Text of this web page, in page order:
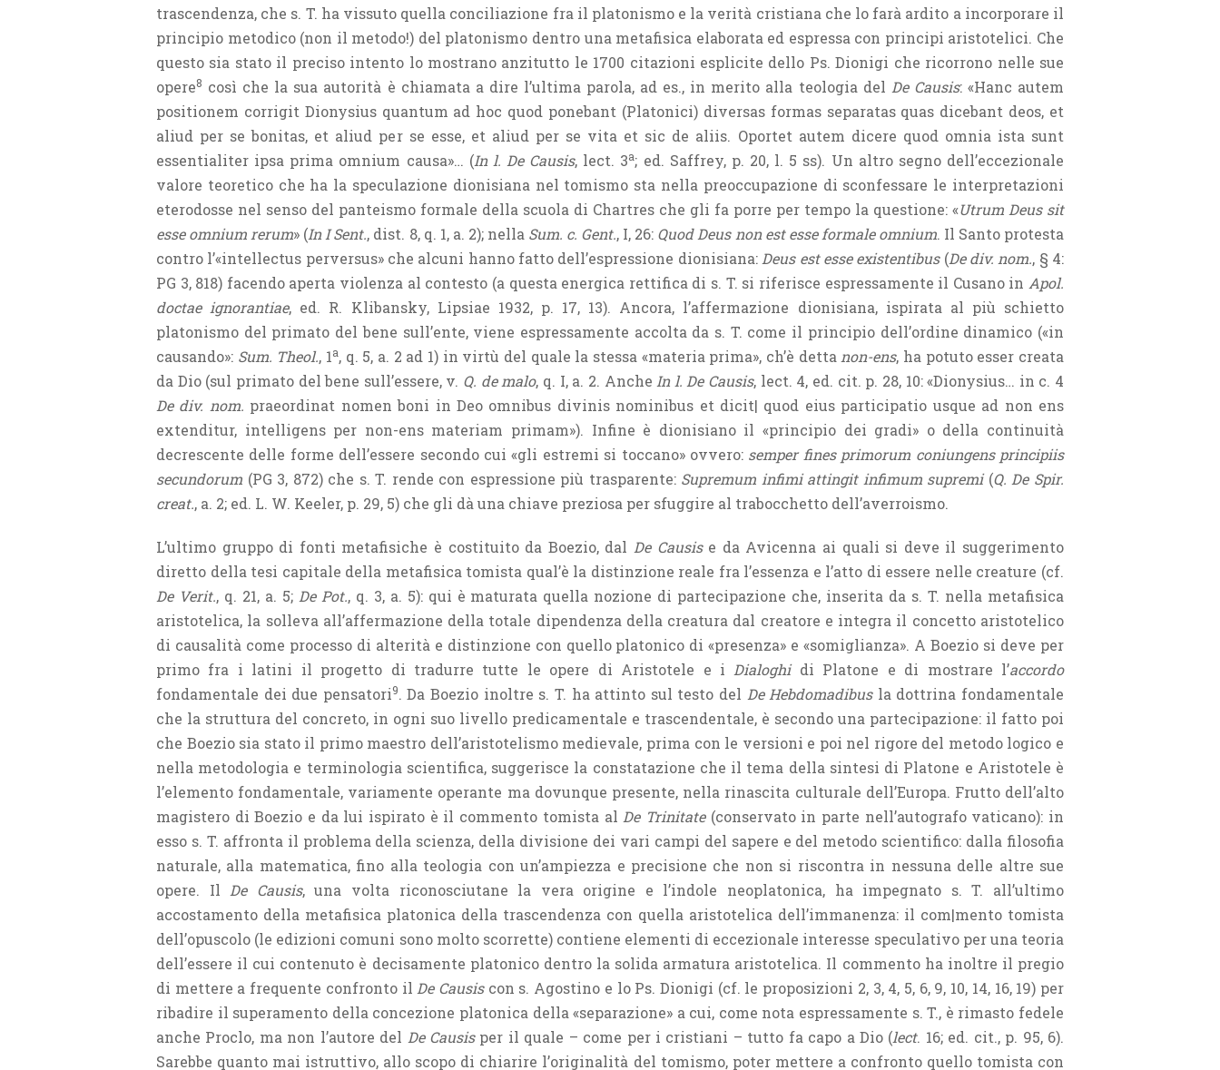
trascendenza, che s. T. ha vissuto quella conciliazione fra il platonismo e la verità cristiana che lo farà ardito a incorporare il
principio metodico (non il metodo!) del platonismo dentro una metafisica elaborata ed espressa con principi aristotelici. Che
questo sia stato il preciso intento lo mostrano anzitutto le 1700 citazioni esplicite dello Ps. Dionigi che ricorrono nelle sue
opere8 così che la sua autorità è chiamata a dire l’ultima parola, ad es., in merito alla teologia del De Causis: «Hanc autem
positionem corrigit Dionysius quantum ad hoc quod ponebant (Platonici) diversas formas separatas quas dicebant deos, et
aliud per se bonitas, et aliud per se esse, et aliud per se vita et sic de aliis. Oportet autem dicere quod omnia ista sunt
essentialiter ipsa prima omnium causa»… (In l. De Causis, lect. 3a; ed. Saffrey, p. 20, l. 5 ss). Un altro segno dell’eccezionale
valore teoretico che ha la speculazione dionisiana nel tomismo sta nella preoccupazione di sconfessare le interpretazioni
eterodosse nel senso del panteismo formale della scuola di Chartres che gli fa porre per tempo la questione: «Utrum Deus sit
esse omnium rerum» (In I Sent., dist. 8, q. 1, a. 2); nella Sum. c. Gent., I, 26: Quod Deus non est esse formale omnium. Il Santo protesta
contro l’«intellectus perversus» che alcuni hanno fatto dell’espressione dionisiana: Deus est esse existentibus(De div. nom., § 4:
PG 3, 818) facendo aperta violenza al contesto (a questa energica rettifica di s. T. si riferisce espressamente il Cusano in Apol.
doctae ignorantiae, ed. R. Klibansky, Lipsiae 1932, p. 17, 13). Ancora, l’affermazione dionisiana, ispirata al più schietto
platonismo del primato del bene sull’ente, viene espressamente accolta da s. T. come il principio dell’ordine dinamico («in
causando»: Sum. Theol., 1a, q. 5, a. 2 ad 1) in virtù del quale la stessa «materia prima», ch’è detta non-ens, ha potuto esser creata
da Dio (sul primato del bene sull’essere, v. Q. de malo, q. I, a. 2. Anche In l. De Causis, lect. 4, ed. cit. p. 28, 10: «Dionysius… in c. 4
De div. nom. praeordinat nomen boni in Deo omnibus divinis nominibus et dicit| quod eius participatio usque ad non ens
extenditur, intelligens per non-ens materiam primam»). Infine è dionisiano il «principio dei gradi» o della continuità
decrescente delle forme dell’essere secondo cui «gli estremi si toccano» ovvero: semper fines primorum coniungens principiis
secundorum (PG 3, 872) che s. T. rende con espressione più trasparente: Supremum infimi attingit infimum supremi(Q. De Spir.
creat., a. 2; ed. L. W. Keeler, p. 29, 5) che gli dà una chiave preziosa per sfuggire al trabocchetto dell’averroismo.
L’ultimo gruppo di fonti metafisiche è costituito da Boezio, dal De Causise da Avicenna ai quali si deve il suggerimento
diretto della tesi capitale della metafisica tomista qual’è la distinzione reale fra l’essenza e l’atto di essere nelle creature (cf.
De Verit., q. 21, a. 5; De Pot., q. 3, a. 5): qui è maturata quella nozione di partecipazione che, inserita da s. T. nella metafisica
aristotelica, la solleva all’affermazione della totale dipendenza della creatura dal creatore e integra il concetto aristotelico
di causalità come processo di alterità e distinzione con quello platonico di «presenza» e «somiglianza». A Boezio si deve per
primo fra i latini il progetto di tradurre tutte le opere di Aristotele e i Dialoghidi Platone e di mostrare l’accordo
fondamentale dei due pensatori9. Da Boezio inoltre s. T. ha attinto sul testo del De Hebdomadibusla dottrina fondamentale
che la struttura del concreto, in ogni suo livello predicamentale e trascendentale, è secondo una partecipazione: il fatto poi
che Boezio sia stato il primo maestro dell’aristotelismo medievale, prima con le versioni e poi nel rigore del metodo logico e
nella metodologia e terminologia scientifica, suggerisce la constatazione che il tema della sintesi di Platone e Aristotele è
l’elemento fondamentale, variamente operante ma dovunque presente, nella rinascita culturale dell’Europa. Frutto dell’alto
magistero di Boezio e da lui ispirato è il commento tomista al De Trinitate(conservato in parte nell’autografo vaticano): in
esso s. T. affronta il problema della scienza, della divisione dei vari campi del sapere e del metodo scientifico: dalla filosofia
naturale, alla matematica, fino alla teologia con un’ampiezza e precisione che non si riscontra in nessuna delle altre sue
opere. Il De Causis, una volta riconosciutane la vera origine e l’indole neoplatonica, ha impegnato s. T. all’ultimo
accostamento della metafisica platonica della trascendenza con quella aristotelica dell’immanenza: il com|mento tomista
dell’opuscolo (le edizioni comuni sono molto scorrette) contiene elementi di eccezionale interesse speculativo per una teoria
dell’essere il cui contenuto è decisamente platonico dentro la solida armatura aristotelica. Il commento ha inoltre il pregio
di mettere a frequente confronto il De Causiscon s. Agostino e lo Ps. Dionigi (cf. le proposizioni 2, 3, 4, 5, 6, 9, 10, 14, 16, 19) per
ribadire il superamento della concezione platonica della «separazione» a cui, come nota espressamente s. T., è rimasto fedele
anche Proclo, ma non l’autore del De Causisper il quale – come per i cristiani – tutto fa capo a Dio (lect. 16; ed. cit., p. 95, 6).
Sarebbe quanto mai istruttivo, allo scopo di chiarire l’originalità del tomismo, poter mettere a confronto quello tomista con